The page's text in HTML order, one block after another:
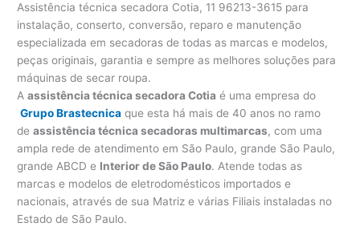
Assistência técnica secadora Cotia, 11 96213-3615 para
instalação, conserto, conversão, reparo e manutenção
especializada em secadoras de todas as marcas e modelos,
peças originais, garantia e sempre as melhores soluções para
máquinas de secar roupa.
Aassistência técnica secadora Cotia é uma empresa do
Grupo Brastecnica que esta há mais de 40 anos no ramo
deassistência técnica secadoras multimarcas, com uma
ampla rede de atendimento em São Paulo, grande São Paulo,
grande ABCD e Interior de São Paulo. Atende todas as
marcas e modelos de eletrodomésticos importados e
nacionais, através de sua Matriz e várias Filiais instaladas no
Estado de São Paulo.